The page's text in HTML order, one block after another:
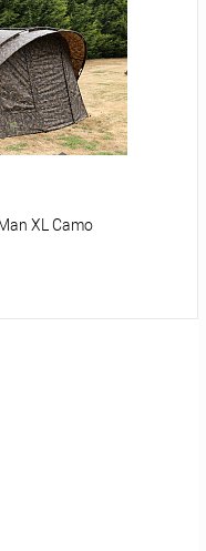
Сравнение
В наличии
XL Camo